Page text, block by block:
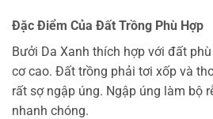
Đặc Điểm Của Đất Trồng Phù Hợp
Bưởi Da Xanh thích hợp với đất
cơ cao. Đất trồng phải tơi xốp và
rất sợ ngập úng. Ngập úng làm bộ
nhanh chóng.